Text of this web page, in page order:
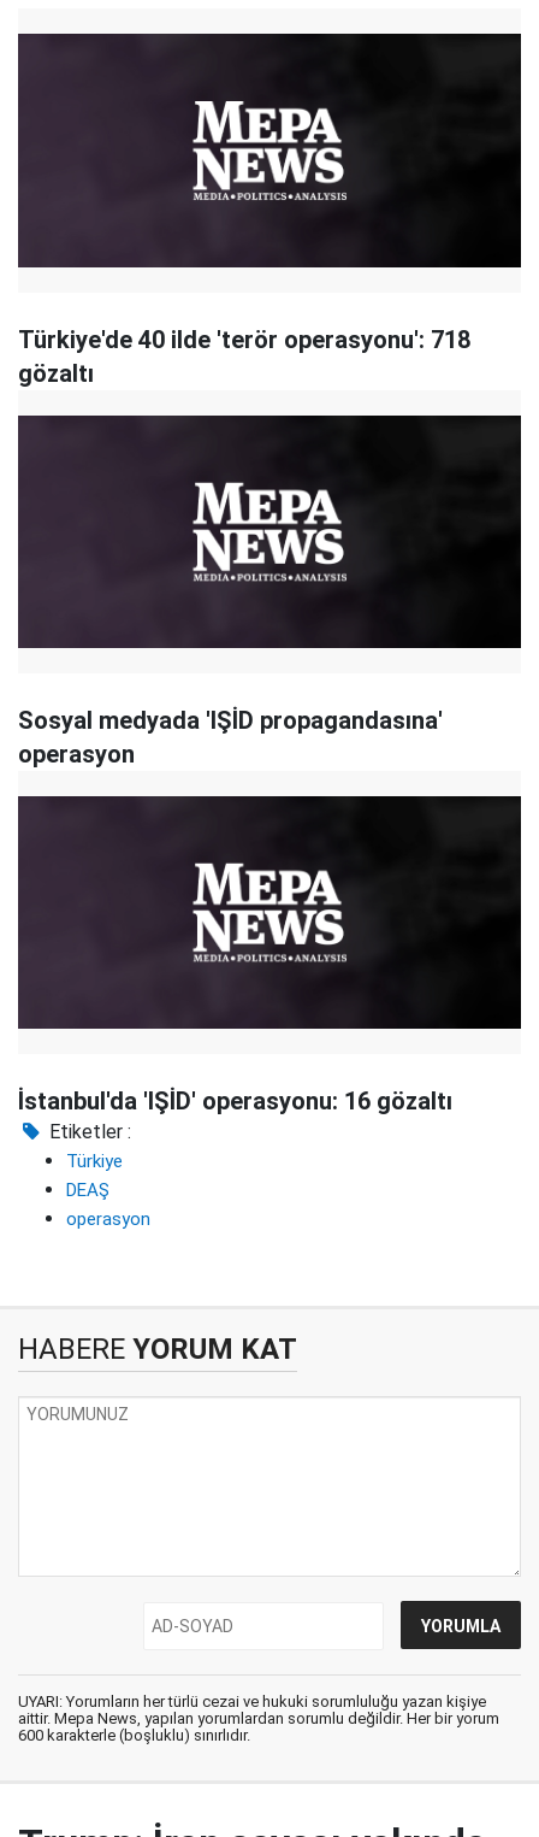
Türkiye'de 40 ilde 'terör operasyonu': 718
gözaltı
Sosyal medyada 'IŞİD propagandasına'
operasyon
İstanbul'da 'IŞİD' operasyonu: 16 gözaltı
Etiketler :
Türkiye
DEAŞ
operasyon
HABERE YORUM KAT
UYARI: Yorumların her türlü cezai ve hukuki sorumluluğu yazan kişiye
aittir. Mepa News, yapılan yorumlardan sorumlu değildir. Her bir yorum
600 karakterle (boşluklu) sınırlıdır.